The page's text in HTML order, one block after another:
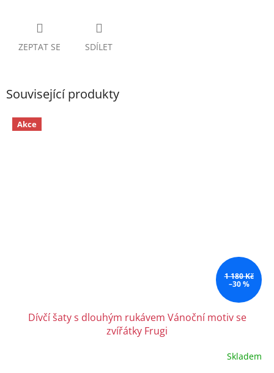
ZEPTAT SE SDÍLET
Související produkty
Akce
1 180 Kč
–30 %
Dívčí šaty s dlouhým rukávem Vánoční motiv se
zvířátky Frugi
Skladem